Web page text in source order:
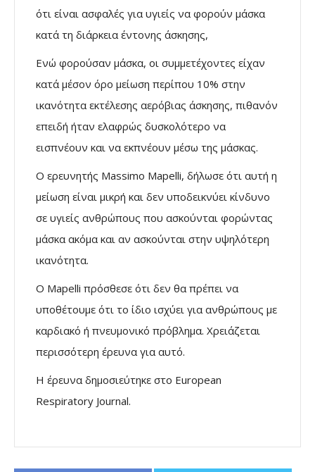
ότι είναι ασφαλές για υγιείς να φορούν μάσκα
κατά τη διάρκεια έντονης άσκησης,
Ενώ φορούσαν μάσκα, οι συμμετέχοντες είχαν
κατά μέσον όρο μείωση περίπου 10% στην
ικανότητα εκτέλεσης αερόβιας άσκησης, πιθανόν
επειδή ήταν ελαφρώς δυσκολότερο να
εισπνέουν και να εκπνέουν μέσω της μάσκας.
Ο ερευνητής Massimo Mapelli, δήλωσε ότι αυτή η
μείωση είναι μικρή και δεν υποδεικνύει κίνδυνο
σε υγιείς ανθρώπους που ασκούνται φορώντας
μάσκα ακόμα και αν ασκούνται στην υψηλότερη
ικανότητα.
O Mapelli πρόσθεσε ότι δεν θα πρέπει να
υποθέτουμε ότι το ίδιο ισχύει για ανθρώπους με
καρδιακό ή πνευμονικό πρόβλημα. Χρειάζεται
περισσότερη έρευνα για αυτό.
Η έρευνα δημοσιεύτηκε στο European
Respiratory Journal.